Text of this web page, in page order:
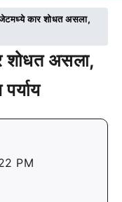
कार शोधत असला,
असला,
PM